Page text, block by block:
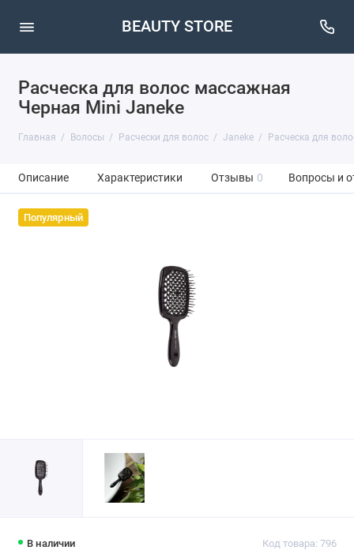
BEAUTY STORE
Расческа для волос массажная
Черная Mini Janeke
Главная Волосы Расчески для волос Janeke Расческа для
Описание Характеристики Отзывы 0 Вопросы и
Популярный
В наличии Код товара: 796